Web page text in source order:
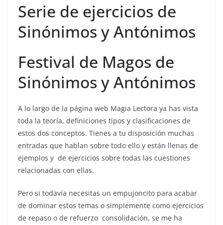
Serie de ejercicios de
Sinónimos y Antónimos
Festival de Magos de
Sinónimos y Antónimos
A lo largo de la página web Magia Lectora ya has vista
toda la teoría, definiciones tipos y clasificaciones de
estos dos conceptos. Tienes a tu disposición muchas
entradas que hablan sobre todo ello y están llenas de
ejemplos y de ejercicios sobre todas las cuestiones
relacionadas con ellas.
Pero si todavía necesitas un empujoncito para acabar
de dominar estos temas o simplemente como ejercicios
de repaso o de refuerzo consolidación, se me ha